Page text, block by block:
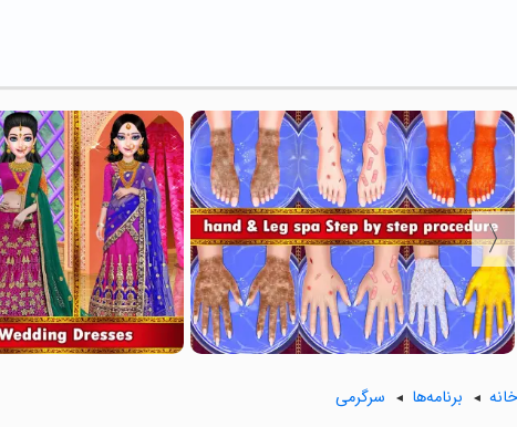
〈
خانه برنامه‌ها سرگرمی